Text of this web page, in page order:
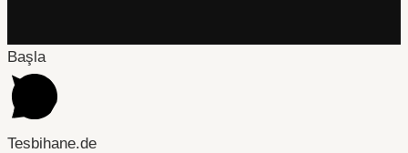
Başla
Tesbihane.de